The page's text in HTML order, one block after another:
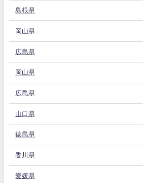
島根県
岡山県
広島県
岡山県
広島県
山口県
徳島県
香川県
愛媛県